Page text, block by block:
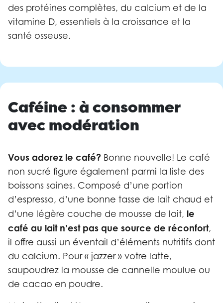
des protéines complètes, du calcium et de la
vitamine D, essentiels à la croissance et la
santé osseuse.
Caféine : à consommer
avec modération
Vous adorez le café? Bonne nouvelle! Le café
non sucré figure également parmi la liste des
boissons saines. Composé d’une portion
d’espresso, d’une bonne tasse de lait chaud et
d’une légère couche de mousse de lait, le
café au lait n’est pas que source de réconfort,
il offre aussi un éventail d’éléments nutritifs dont
du calcium. Pour « jazzer » votre latte,
saupoudrez la mousse de cannelle moulue ou
de cacao en poudre.